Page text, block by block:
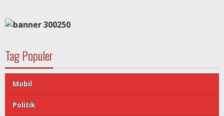
Tag Populer
Mobil
Politik